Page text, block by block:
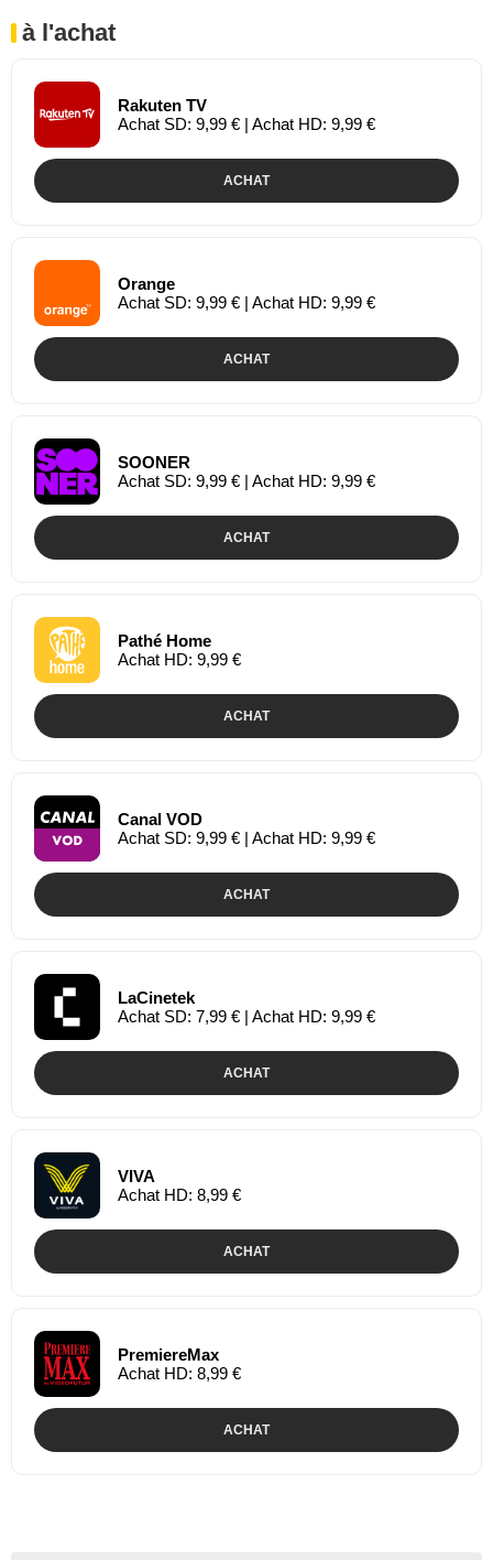
à l'achat
Rakuten TV
Achat SD: 9,99 € | Achat HD: 9,99 €
ACHAT
Orange
Achat SD: 9,99 € | Achat HD: 9,99 €
ACHAT
SOONER
Achat SD: 9,99 € | Achat HD: 9,99 €
ACHAT
Pathé Home
Achat HD: 9,99 €
ACHAT
Canal VOD
Achat SD: 9,99 € | Achat HD: 9,99 €
ACHAT
LaCinetek
Achat SD: 7,99 € | Achat HD: 9,99 €
ACHAT
VIVA
Achat HD: 8,99 €
ACHAT
PremiereMax
Achat HD: 8,99 €
ACHAT